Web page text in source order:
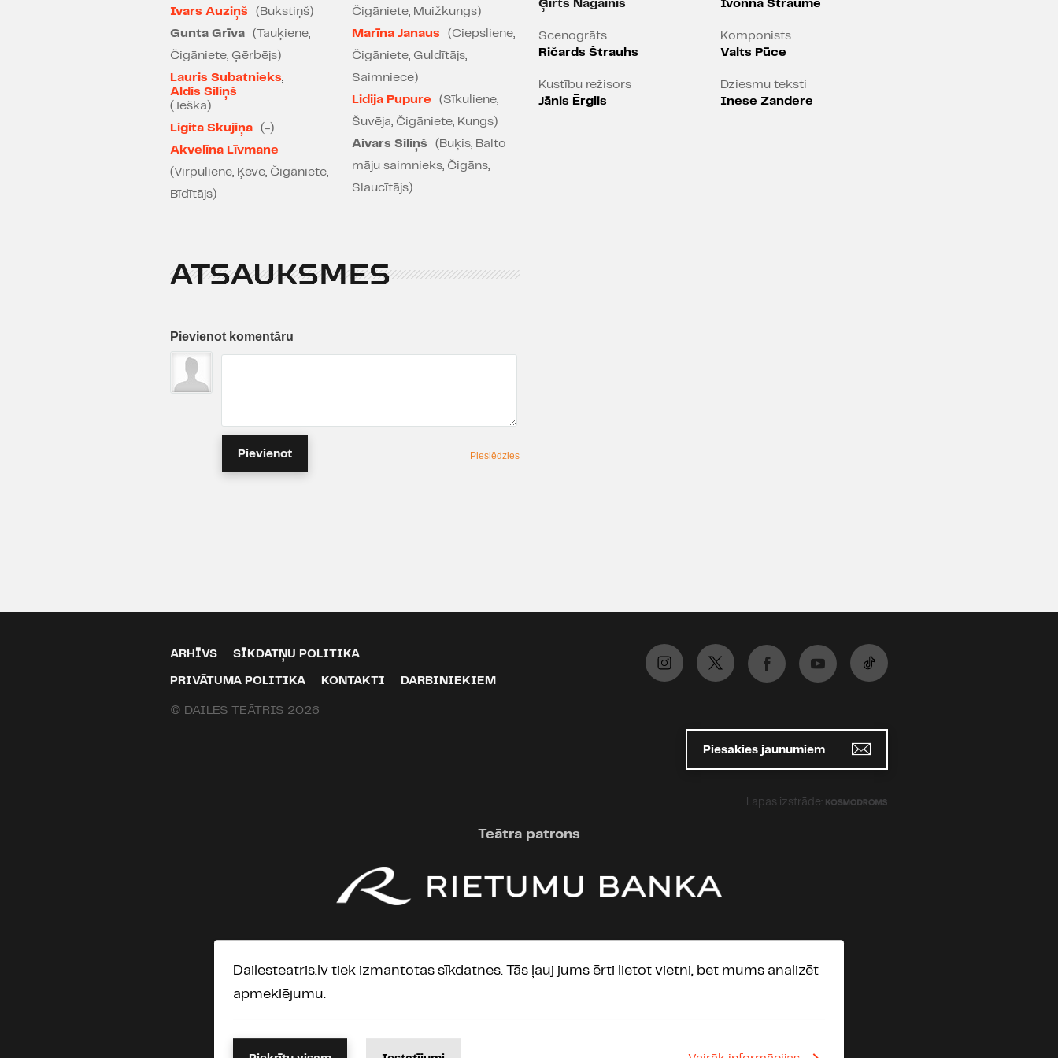
Ivars Auziņš
(Bukstiņš)
Gunta Grīva
(Tauķiene,
Čigāniete, Ģērbējs)
Lauris Subatnieks,
Aldis Siliņš
(Ješka)
Ligita Skujiņa
(-)
Akvelīna Līvmane
(Virpuliene, Ķēve, Čigāniete,
Bīdītājs)
Čigāniete, Muižkungs)
Marīna Janaus
(Ciepsliene,
Čigāniete, Guldītājs,
Saimniece)
Lidija Pupure
(Sīkuliene,
Šuvēja, Čigāniete, Kungs)
Aivars Siliņš
(Buķis, Balto
māju saimnieks, Čigāns,
Slaucītājs)
Ģirts Nagainis
Scenogrāfs
Ričards Štrauhs
Kustību režisors
Jānis Ērglis
Ivonna Straume
Komponists
Valts Pūce
Dziesmu teksti
Inese Zandere
ATSAUKSMES
Pievienot komentāru
Pievienot Pieslēdzies
ARHĪVS SĪKDATŅU POLITIKA
PRIVĀTUMA POLITIKA KONTAKTI DARBINIEKIEM
Piesakies jaunumiem
© DAILES TEĀTRIS 2026
Lapas izstrāde:
Teātra patrons
Starptautiskie partneri
Dailesteatris.lv tiek izmantotas sīkdatnes. Tās ļauj jums ērti lietot vietni, bet mums analizēt
apmeklējumu.